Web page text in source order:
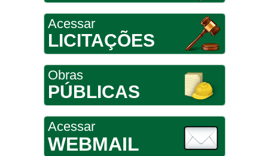
Acessar
LICITAÇÕES
Obras
PÚBLICAS
Acessar
WEBMAIL